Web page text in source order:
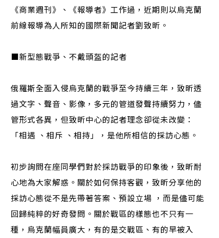
《商業週刊》、《報導者》工作過，近期則以烏克蘭
前線報導為人所知的國際新聞記者劉致昕。
■新型態戰爭、不戴頭盔的記者
俄羅斯全面入侵烏克蘭的戰爭至今持續三年，致昕透
過文字、聲音、影像，多元的管道發聲持續努力，儘
管形式各異，但致昕中心的記者理念卻從未改變：
「相遇 、相斥 、相持」，是他所相信的採訪心態。
初步詢問在座同學們對於採訪戰爭的印象後，致昕耐
心地為大家解惑。關於如何保持客觀，致昕分享他的
採訪心態從不是先帶著答案、預設立場 ，而是儘可能
回歸純粹的好奇發問。關於戰區的樣態也不只有一
種，烏克蘭幅員廣大，有的是交戰區、有的早被入